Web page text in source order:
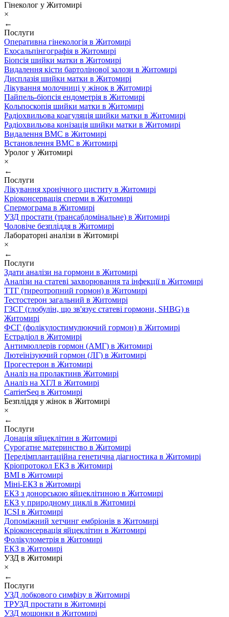
Гінеколог у Житомирі
×
←
Послуги
Оперативна гінекологія в Житомирі
Ехосальпінгографія в Житомирі
Біопсія шийки матки в Житомирі
Видалення кісти бартолінової залози в Житомирі
Дисплазія шийки матки в Житомирі
Лікування молочниці у жінок в Житомирі
Пайпель-біопсія ендометрія в Житомирі
Кольпоскопія шийки матки в Житомирі
Радіохвильова коагуляція шийки матки в Житомирі
Радіохвильова конізація шийки матки в Житомирі
Видалення ВМС в Житомирі
Встановлення ВМС в Житомирі
Уролог у Житомирі
×
←
Послуги
Лікування хронічного циститу в Житомирі
Кріоконсервація сперми в Житомирі
Спермограма в Житомирі
УЗД простати (трансабдомінальне) в Житомирі
Чоловіче безпліддя в Житомирі
Лабораторні аналізи в Житомирі
×
←
Послуги
Здати аналізи на гормони в Житомирі
Аналізи на статеві захворювання та інфекції в Житомирі
ТТГ (тиреотропний гормон) в Житомирі
Тестостерон загальний в Житомирі
ГЗСГ (глобулін, що зв'язує статеві гормони, SHBG) в
Житомирі
ФСГ (фолікулостимулюючий гормон) в Житомирі
Естрадіол в Житомирі
Антимюллерів гормон (АМГ) в Житомирі
Лютеїнізуючий гормон (ЛГ) в Житомирі
Прогестерон в Житомирі
Аналіз на пролактинв Житомирі
Аналіз на ХГЛ в Житомирі
CarrierSeq в Житомирі
Безпліддя у жінок в Житомирі
×
←
Послуги
Донація яйцеклітин в Житомирі
Сурогатне материнство в Житомирі
Передімплантаційна генетична діагностика в Житомирі
Кріопротокол ЕКЗ в Житомирі
ВМІ в Житомирі
Міні-ЕКЗ в Житомирі
ЕКЗ з донорською яйцеклітиною в Житомирі
ЕКЗ у природному циклі в Житомирі
ICSI в Житомирі
Допоміжний хетчинг ембріонів в Житомирі
Кріоконсервація яйцеклітин в Житомирі
Фолікулометрія в Житомирі
ЕКЗ в Житомирі
УЗД в Житомирі
×
←
Послуги
УЗД лобкового симфізу в Житомирі
ТРУЗД простати в Житомирі
УЗД мошонки в Житомирі